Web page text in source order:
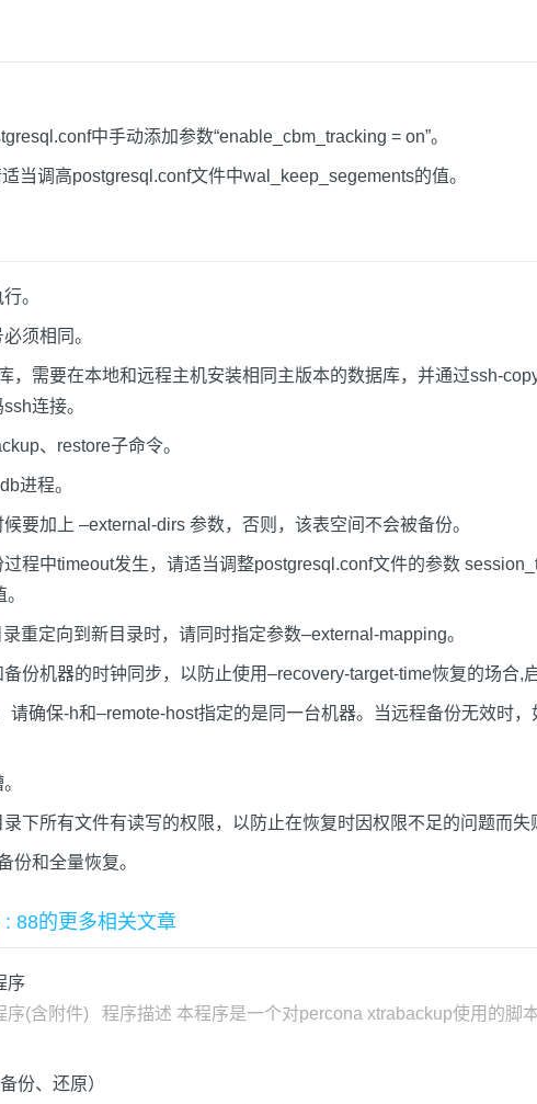
中手动添加参数“enable_cbm_tracking = on”。
当调高postgresql.conf文件中wal_keep_segements的值。
。
须相同。
，需要在本地和远程主机安装相同主版本的数据库，并通过ssh-
连接。
、restore子命令。
进程。
要加上 –external-dirs 参数，否则，该表空间不会被备份。
程中timeout发生，请适当调整postgresql.conf文件的参数
重定向到新目录时，请同时指定参数–external-mapping。
份机器的时钟同步，以防止使用–recovery-target-time恢复的场合,
请确保-h和–remote-host指定的是同一台机器。当远程备份无效时
下所有文件有读写的权限，以防止在恢复时因权限不足的问题而失
份和全量恢复。
88的更多相关文章
序
序(含附件) 程序描述 本程序是一个对percona xtrabackup使用的脚
份、还原）